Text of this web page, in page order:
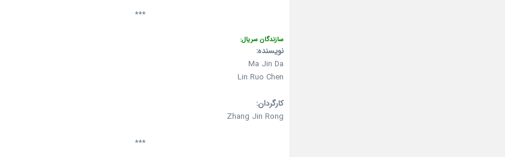
***
سازندگان سریال:
نویسنده:
Ma Jin Da
Lin Ruo Chen
کارگردان:
Zhang Jin Rong
***